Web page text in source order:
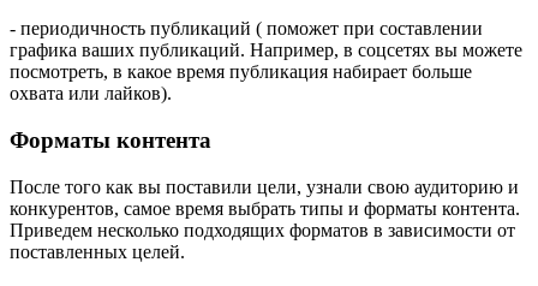
- периодичность публикаций ( поможет при составлении
графика ваших публикаций. Например, в соцсетях вы можете
посмотреть, в какое время публикация набирает больше
охвата или лайков).
Форматы контента
После того как вы поставили цели, узнали свою аудиторию и
конкурентов, самое время выбрать типы и форматы контента.
Приведем несколько подходящих форматов в зависимости от
поставленных целей.